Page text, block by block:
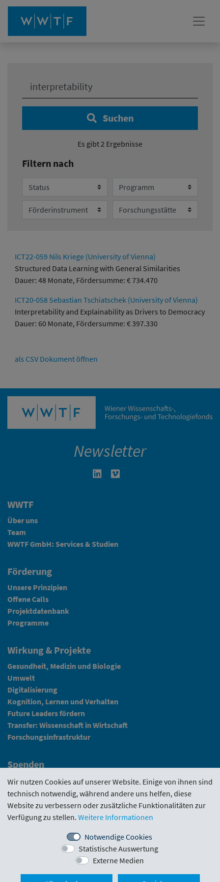
Suchen
Es gibt 2 Ergebnisse
Filtern nach
Status Programm
Förderinstrument Forschungsstätte
ICT22-059 Nils Kriege (University of Vienna)
Structured Data Learning with General Similarities
Dauer: 48 Monate, Fördersumme: € 734.470
ICT20-058 Sebastian Tschiatschek (University of Vienna)
Interpretability and Explainability as Drivers to Democracy
Dauer: 60 Monate, Fördersumme: € 397.330
als CSV Dokument öffnen
Newsletter
Linkedin in neuem Fenster öffnen
WWTF
Über uns
Team
WWTF GmbH: Services & Studien
Förderung
Unsere Prinzipien
Offene Calls
Projektdatenbank
Programme
Wirkung & Projekte
Gesundheit, Medizin und Biologie
Umwelt
Digitalisierung
Kognition, Lernen und Verhalten
Future Leaders fördern
Transfer: Wissenschaft in Wirtschaft
Forschungsinfrastruktur
Spenden
Fundraising
News
Intranet
Förderrichtlinie · Funding Portal Evaluierungen
Downloads
Wir nutzen Cookies auf unserer Website. Einige von ihnen sind
technisch notwendig, während andere uns helfen, diese
Website zu verbessern oder zusätzliche Funktionalitäten zur
Verfügung zu stellen. Weitere Informationen
Notwendige Cookies
Statistische Auswertung
Externe Medien